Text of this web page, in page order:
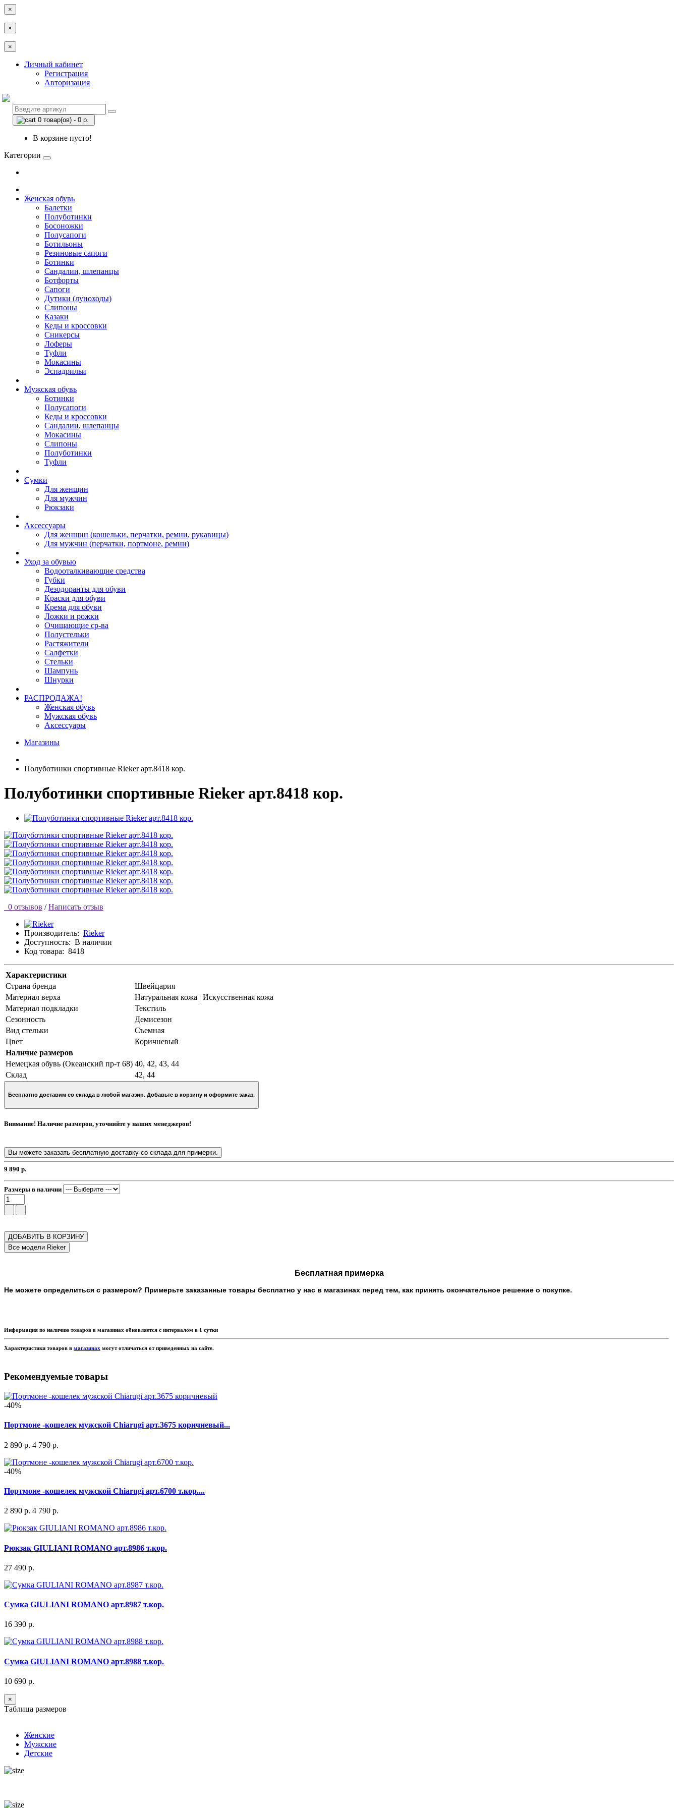
×
×
×
Личный кабинет
Регистрация
Авторизация
0 товар(ов) - 0 р.
В корзине пусто!
Категории
Женская обувь
Балетки
Полуботинки
Босоножки
Полусапоги
Ботильоны
Резиновые сапоги
Ботинки
Сандалии, шлепанцы
Ботфорты
Сапоги
Дутики (луноходы)
Слипоны
Казаки
Кеды и кроссовки
Сникерсы
Лоферы
Туфли
Мокасины
Эспадрильи
Мужская обувь
Ботинки
Полусапоги
Кеды и кроссовки
Сандалии, шлепанцы
Мокасины
Слипоны
Полуботинки
Туфли
Сумки
Для женщин
Для мужчин
Рюкзаки
Аксессуары
Для женщин (кошельки, перчатки, ремни, рукавицы)
Для мужчин (перчатки, портмоне, ремни)
Уход за обувью
Водооталкивающие средства
Губки
Дезодоранты для обуви
Краски для обуви
Крема для обуви
Ложки и рожки
Очищающие ср-ва
Полустельки
Растяжители
Салфетки
Стельки
Шампунь
Шнурки
РАСПРОДАЖА!
Женская обувь
Мужская обувь
Аксессуары
Магазины
Полуботинки спортивные Rieker арт.8418 кор.
Полуботинки спортивные Rieker арт.8418 кор.
0 отзывов / Написать отзыв
Производитель: Rieker
Доступность: В наличии
Код товара: 8418
Характеристики
Страна бренда
Швейцария
Материал верха
Натуральная кожа | Искусственная кожа
Материал подкладки
Текстиль
Сезонность
Демисезон
Вид стельки
Съемная
Цвет
Коричневый
Наличие размеров
Немецкая обувь (Океанский пр-т 68) 40, 42, 43, 44
Склад
42, 44
Бесплатно доставим со склада в любой магазин. Добавьте в корзину и оформите заказ.
Внимание! Наличие размеров, уточняйте у наших менеджеров!
Вы можете заказать бесплатную доставку со склада для примерки.
9 890 р.
Размеры в наличии
ДОБАВИТЬ В КОРЗИНУ
Бесплатная примерка
Не можете определиться с размером? Примерьте заказанные товары бесплатно у нас в магазинах перед тем, как принять окончательное решение о покупке.
Информация по наличию товаров в магазинах обновляется с интервалом в 1 сутки
Характеристики товаров в магазинах могут отличаться от приведенных на сайте.
Рекомендуемые товары
-40%
Портмоне -кошелек мужской Chiarugi арт.3675 коричневый...
2 890 р. 4 790 р.
-40%
Портмоне -кошелек мужской Chiarugi арт.6700 т.кор....
2 890 р. 4 790 р.
Рюкзак GIULIANI ROMANO арт.8986 т.кор.
27 490 р.
Сумка GIULIANI ROMANO арт.8987 т.кор.
16 390 р.
Сумка GIULIANI ROMANO арт.8988 т.кор.
10 690 р.
×
Таблица размеров
Женские
Мужские
Детские